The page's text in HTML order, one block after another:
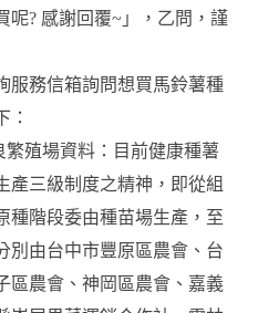
呢? 感謝回覆~」，乙問，謹
服務信箱詢問想買馬鈴薯種
：
繁殖場資料：目前健康種薯
產三級制度之精神，即從組
種階段委由種苗場生產，至
別由台中市豐原區農會、台
區農會、神岡區農會、嘉義